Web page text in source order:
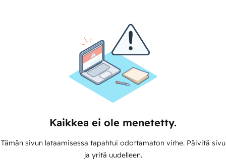
Kaikkea ei ole menetetty.
Tämän sivun lataamisessa tapahtui odottamaton virhe. Päivitä sivu
ja yritä uudelleen.